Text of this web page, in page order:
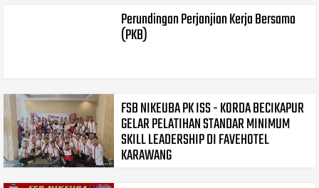
Perundingan Perjanjian Kerja Bersama
(PKB)
FSB NIKEUBA PK ISS - KORDA BECIKAPUR
GELAR PELATIHAN STANDAR MINIMUM
SKILL LEADERSHIP DI FAVEHOTEL
KARAWANG